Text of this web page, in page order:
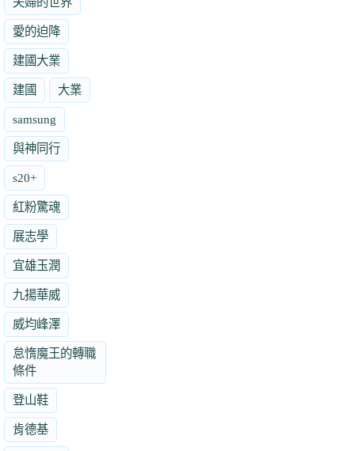
愛的迫降
建國大業
建國 大業
samsung
與神同行
s20+
紅粉驚魂
展志學
宜雄玉潤
九揚華威
威均峰澤
怠惰魔王的轉職
條件
登山鞋
肯德基